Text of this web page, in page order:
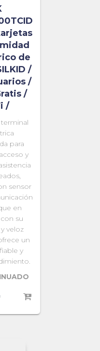
de
/
/
/
/
terminal
para
y
sensor
en
su
veloz
un
y